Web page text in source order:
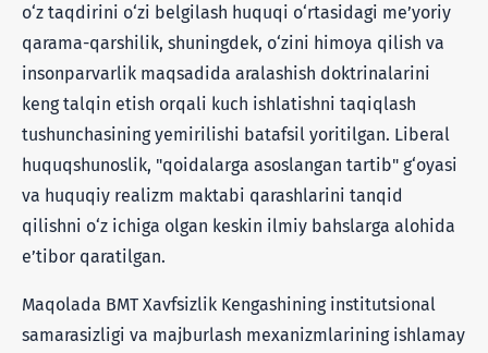
o‘z taqdirini o‘zi belgilash huquqi o‘rtasidagi me’yoriy
qarama-qarshilik, shuningdek, o‘zini himoya qilish va
insonparvarlik maqsadida aralashish doktrinalarini
keng talqin etish orqali kuch ishlatishni taqiqlash
tushunchasining yemirilishi batafsil yoritilgan. Liberal
huquqshunoslik, "qoidalarga asoslangan tartib" g‘oyasi
va huquqiy realizm maktabi qarashlarini tanqid
qilishni o‘z ichiga olgan keskin ilmiy bahslarga alohida
e’tibor qaratilgan.
Maqolada BMT Xavfsizlik Kengashining institutsional
samarasizligi va majburlash mexanizmlarining ishlamay